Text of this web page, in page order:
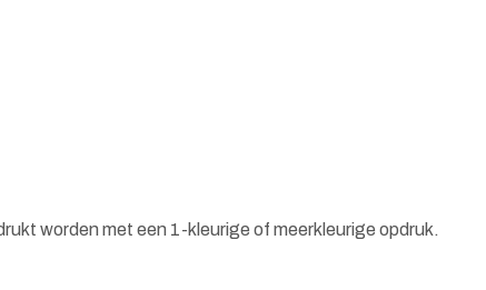
worden met een 1-kleurige of meerkleurige opdruk.